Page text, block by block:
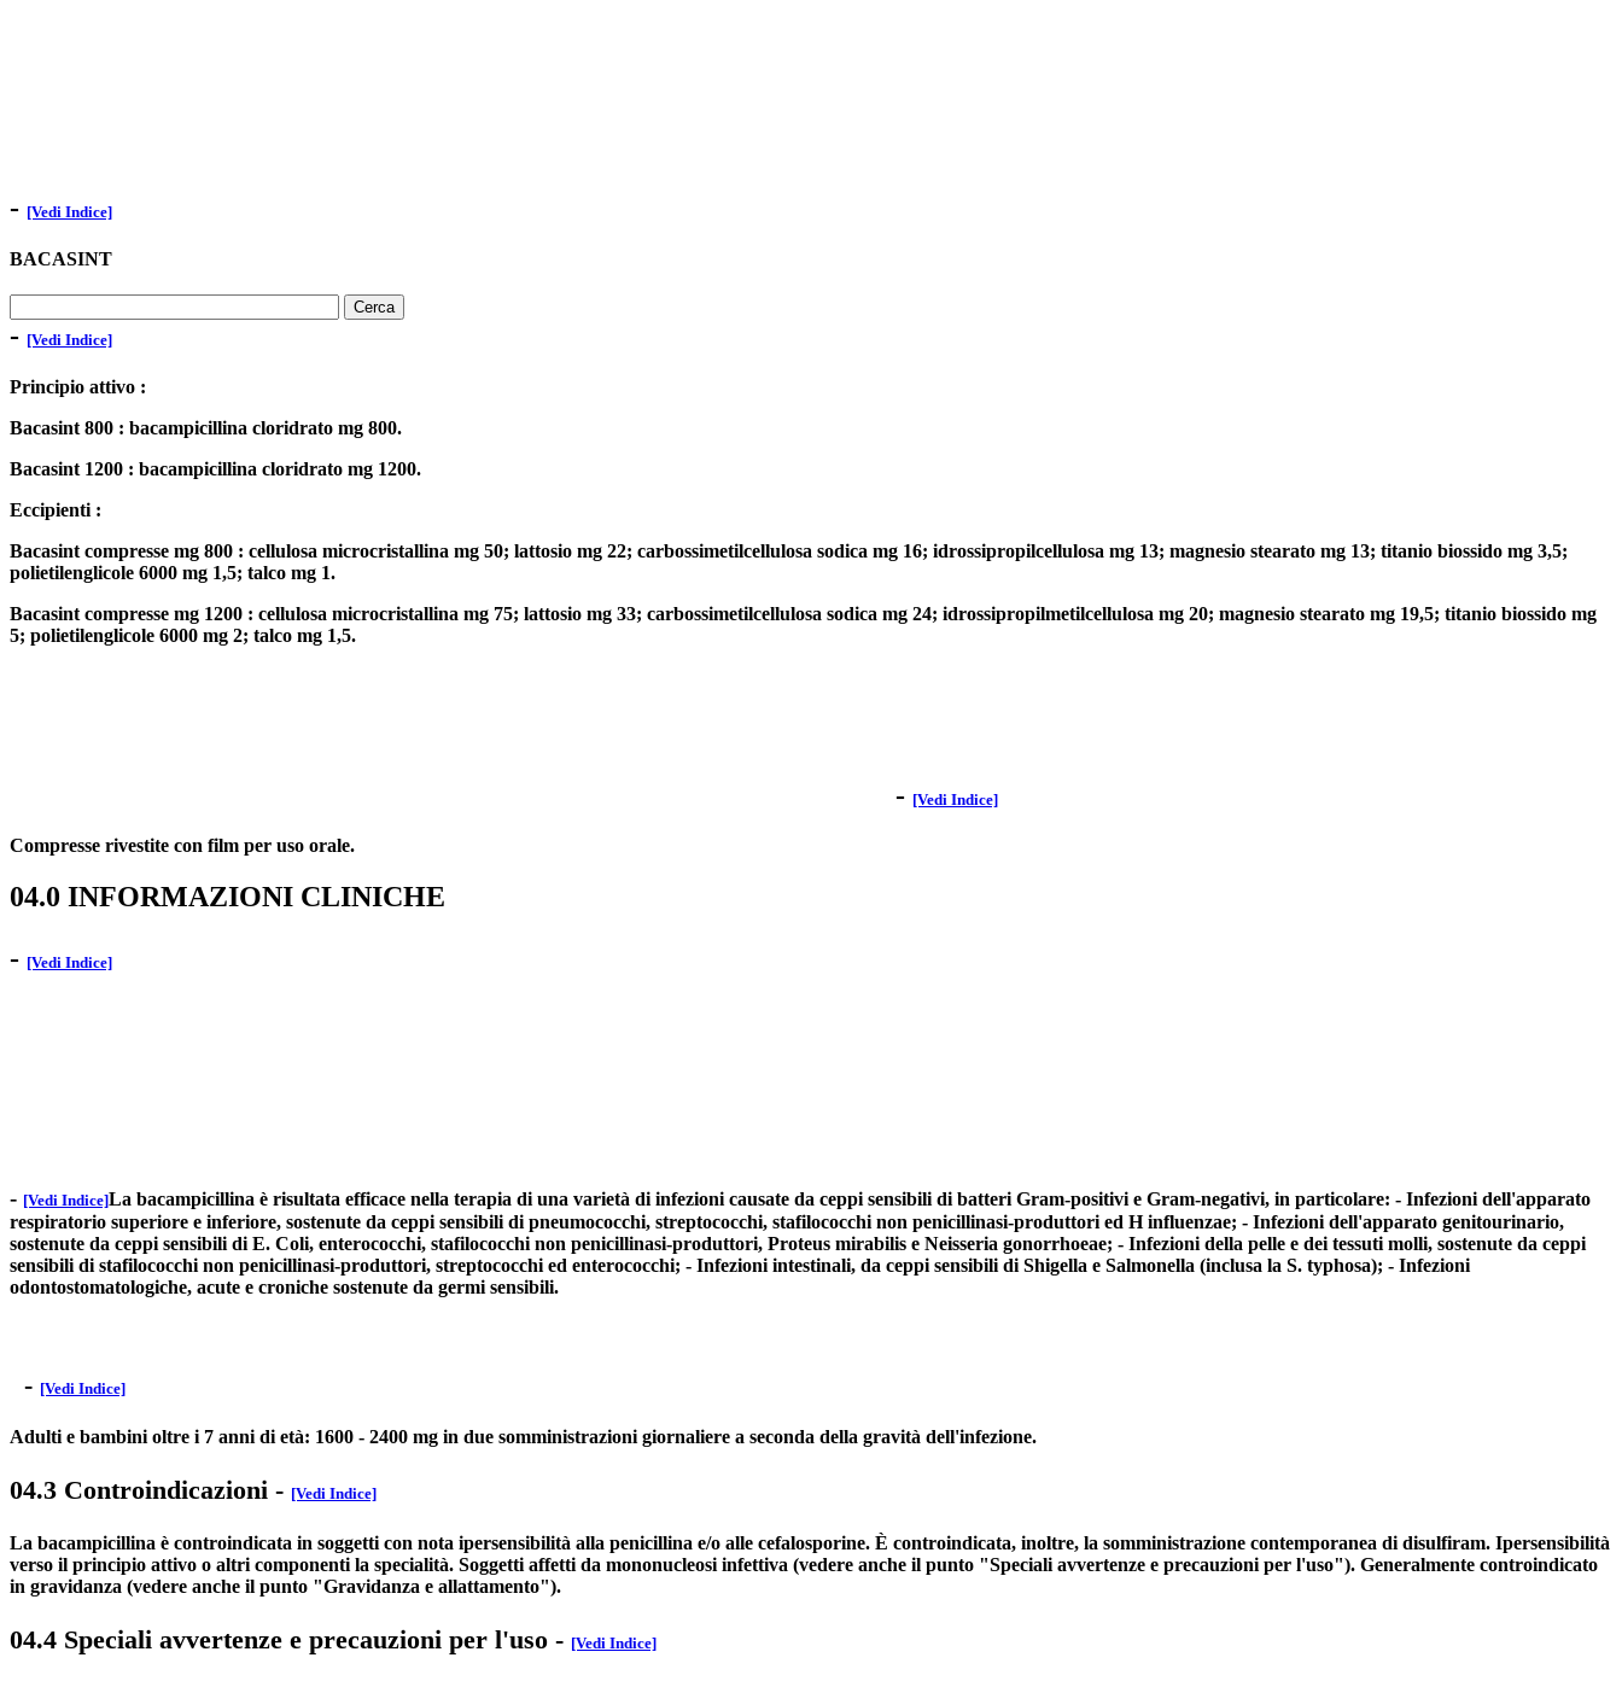
- [Vedi Indice]
BACASINT
- [Vedi Indice]
Principio attivo :
Bacasint 800 : bacampicillina cloridrato mg 800.
Bacasint 1200 : bacampicillina cloridrato mg 1200.
Eccipienti :
Bacasint compresse mg 800 : cellulosa microcristallina mg 50; lattosio mg 22; carbossimetilcellulosa sodica mg 16; idrossipropilcellulosa mg 13; magnesio stearato mg 13; titanio biossido mg 3,5;
polietilenglicole 6000 mg 1,5; talco mg 1.
Bacasint compresse mg 1200 : cellulosa microcristallina mg 75; lattosio mg 33; carbossimetilcellulosa sodica mg 24; idrossipropilmetilcellulosa mg 20; magnesio stearato mg 19,5; titanio biossido mg
5; polietilenglicole 6000 mg 2; talco mg 1,5.
- [Vedi Indice]
Compresse rivestite con film per uso orale.
04.0 INFORMAZIONI CLINICHE
- [Vedi Indice]
- [Vedi Indice]La bacampicillina è risultata efficace nella terapia di una varietà di infezioni causate da ceppi sensibili di batteri Gram-positivi e Gram-negativi, in particolare: - Infezioni dell'apparato
respiratorio superiore e inferiore, sostenute da ceppi sensibili di pneumococchi, streptococchi, stafilococchi non penicillinasi-produttori ed H influenzae; - Infezioni dell'apparato genitourinario,
sostenute da ceppi sensibili di E. Coli, enterococchi, stafilococchi non penicillinasi-produttori, Proteus mirabilis e Neisseria gonorrhoeae; - Infezioni della pelle e dei tessuti molli, sostenute da ceppi
sensibili di stafilococchi non penicillinasi-produttori, streptococchi ed enterococchi; - Infezioni intestinali, da ceppi sensibili di Shigella e Salmonella (inclusa la S. typhosa); - Infezioni
odontostomatologiche, acute e croniche sostenute da germi sensibili.
- [Vedi Indice]
Adulti e bambini oltre i 7 anni di età: 1600 - 2400 mg in due somministrazioni giornaliere a seconda della gravità dell'infezione.
04.3 Controindicazioni - [Vedi Indice]
La bacampicillina è controindicata in soggetti con nota ipersensibilità alla penicillina e/o alle cefalosporine. È controindicata, inoltre, la somministrazione contemporanea di disulfiram. Ipersensibilità
verso il principio attivo o altri componenti la specialità. Soggetti affetti da mononucleosi infettiva (vedere anche il punto "Speciali avvertenze e precauzioni per l'uso"). Generalmente controindicato
in gravidanza (vedere anche il punto "Gravidanza e allattamento").
04.4 Speciali avvertenze e precauzioni per l'uso - [Vedi Indice]